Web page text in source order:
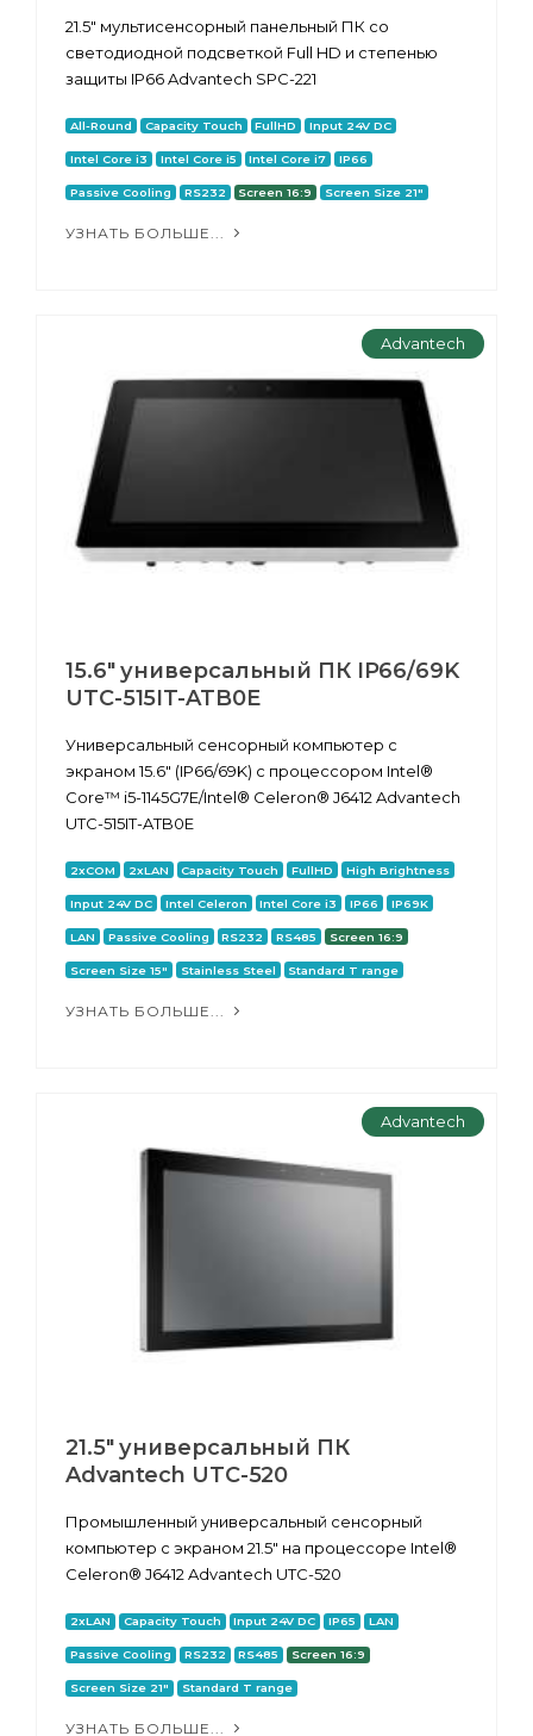
21.5" мультисенсорный панельный ПК со
светодиодной подсветкой Full HD и степенью
защиты IP66 Advantech SPC-221
All-Round Capacity Touch FullHD Input 24V DC
Intel Core i3 Intel Core i5 Intel Core i7 IP66
Passive Cooling RS232 Screen 16:9 Screen Size 21"
УЗНАТЬ БОЛЬШЕ...
Advantech
15.6" универсальный ПК IP66/69K
UTC-515IT-ATB0E
Универсальный сенсорный компьютер с
экраном 15.6" (IP66/69K) с процессором Intel®
Core™ i5-1145G7E/Intel® Celeron® J6412 Advantech
UTC-515IT-ATB0E
2xCOM 2xLAN Capacity Touch FullHD High Brightness
Input 24V DC Intel Celeron Intel Core i3 IP66 IP69K
LAN Passive Cooling RS232 RS485 Screen 16:9
Screen Size 15" Stainless Steel Standard T range
УЗНАТЬ БОЛЬШЕ...
Advantech
21.5" универсальный ПК
Advantech UTC-520
Промышленный универсальный сенсорный
компьютер с экраном 21.5" на процессоре Intel®
Celeron® J6412 Advantech UTC-520
2xLAN Capacity Touch Input 24V DC IP65 LAN
Passive Cooling RS232 RS485 Screen 16:9
Screen Size 21" Standard T range
УЗНАТЬ БОЛЬШЕ...